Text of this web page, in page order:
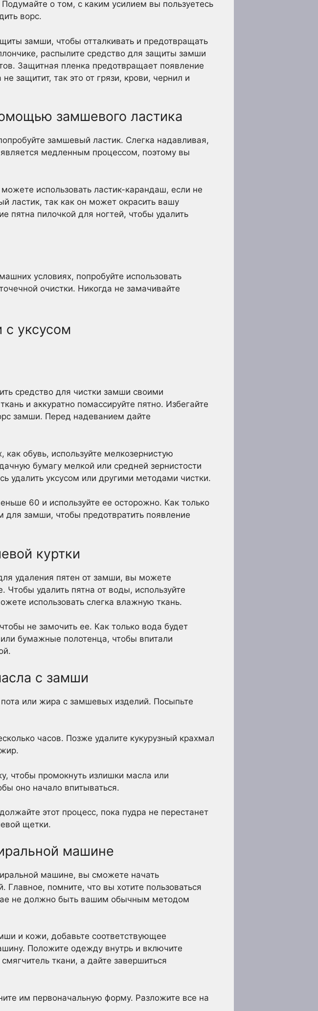
о том, с каким усилием вы пользуетесь
ворс.
замши, чтобы отталкивать и предотвращать
распылите средство для защиты замши
Защитная пленка предотвращает появление
защитит, так это от грязи, крови, чернил и
замшевого ластика
замшевый ластик. Слегка надавливая,
является медленным процессом, поэтому вы
использовать ластик-карандаш, если не
ластик, так как он может окрасить вашу
пятна пилочкой для ногтей, чтобы удалить
условиях, попробуйте использовать
очистки. Никогда не замачивайте
с уксусом
средство для чистки замши своими
и аккуратно помассируйте пятно. Избегайте
замши. Перед надеванием дайте
обувь, используйте мелкозернистую
бумагу мелкой или средней зернистости
удалить уксусом или другими методами чистки.
60 и используйте ее осторожно. Как только
для замши, чтобы предотвратить появление
куртки
удаления пятен от замши, вы можете
Чтобы удалить пятна от воды, используйте
использовать слегка влажную ткань.
не замочить ее. Как только вода будет
бумажные полотенца, чтобы впитали
с замши
или жира с замшевых изделий. Посыпьте
часов. Позже удалите кукурузный крахмал
чтобы промокнуть излишки масла или
оно начало впитываться.
этот процесс, пока пудра не перестанет
щетки.
машине
машине, вы сможете начать
помните, что вы хотите пользоваться
не должно быть вашим обычным методом
и кожи, добавьте соответствующее
Положите одежду внутрь и включите
ткани, а дайте завершиться
им первоначальную форму. Разложите все на